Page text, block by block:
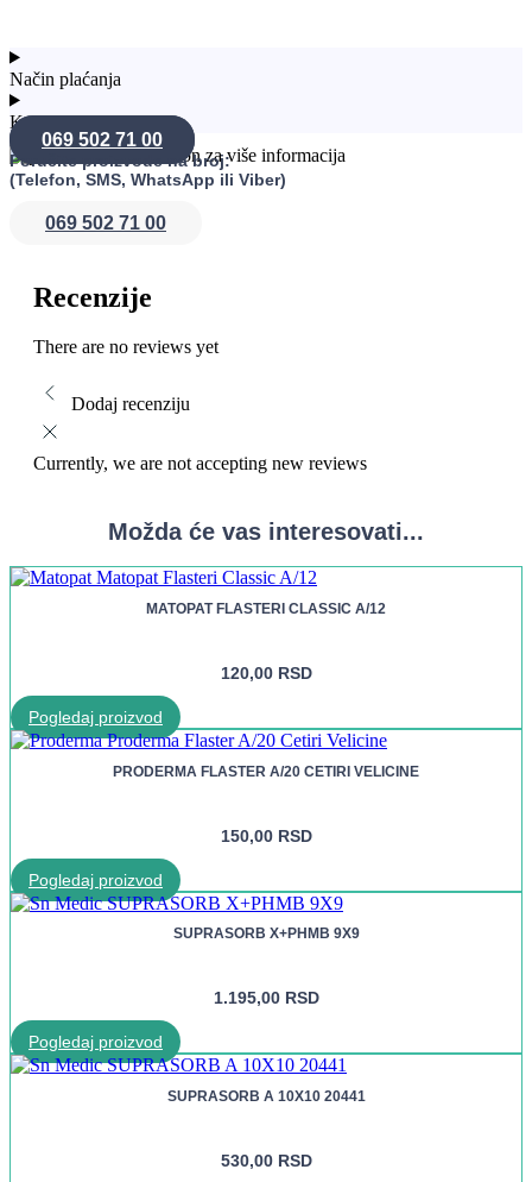
Pre upotrebe, potrebno je očistiti i osušiti područje oko povrede.
Zatim, pažljivo uklonite flaster iz pakovanja, pazeći da ne
dodirujete lepljivu stranu. Postavite flaster direktno na povredu,
pritiskajući ga lagano kako biste osigurali dobru prionljivost. Flaster
treba menjati svakodnevno ili prema potrebi, posebno ako se vlaži
ili ako se odvoji od kože. Nakon što se rana zaceli, flaster se
može ukloniti, a koža će ostati zaštićena tokom procesa
Način plaćanja
Konsultacije
069 502 71 00
Poručite proizvode na broj:
(Telefon, SMS, WhatsApp ili Viber)
069 502 71 00
Recenzije
There are no reviews yet
Dodaj recenziju
Currently, we are not accepting new reviews
Možda će vas interesovati...
MATOPAT FLASTERI CLASSIC A/12
120,00 RSD
Pogledaj proizvod
PRODERMA FLASTER A/20 CETIRI VELICINE
150,00 RSD
Pogledaj proizvod
SUPRASORB X+PHMB 9X9
1.195,00 RSD
Pogledaj proizvod
SUPRASORB A 10X10 20441
530,00 RSD